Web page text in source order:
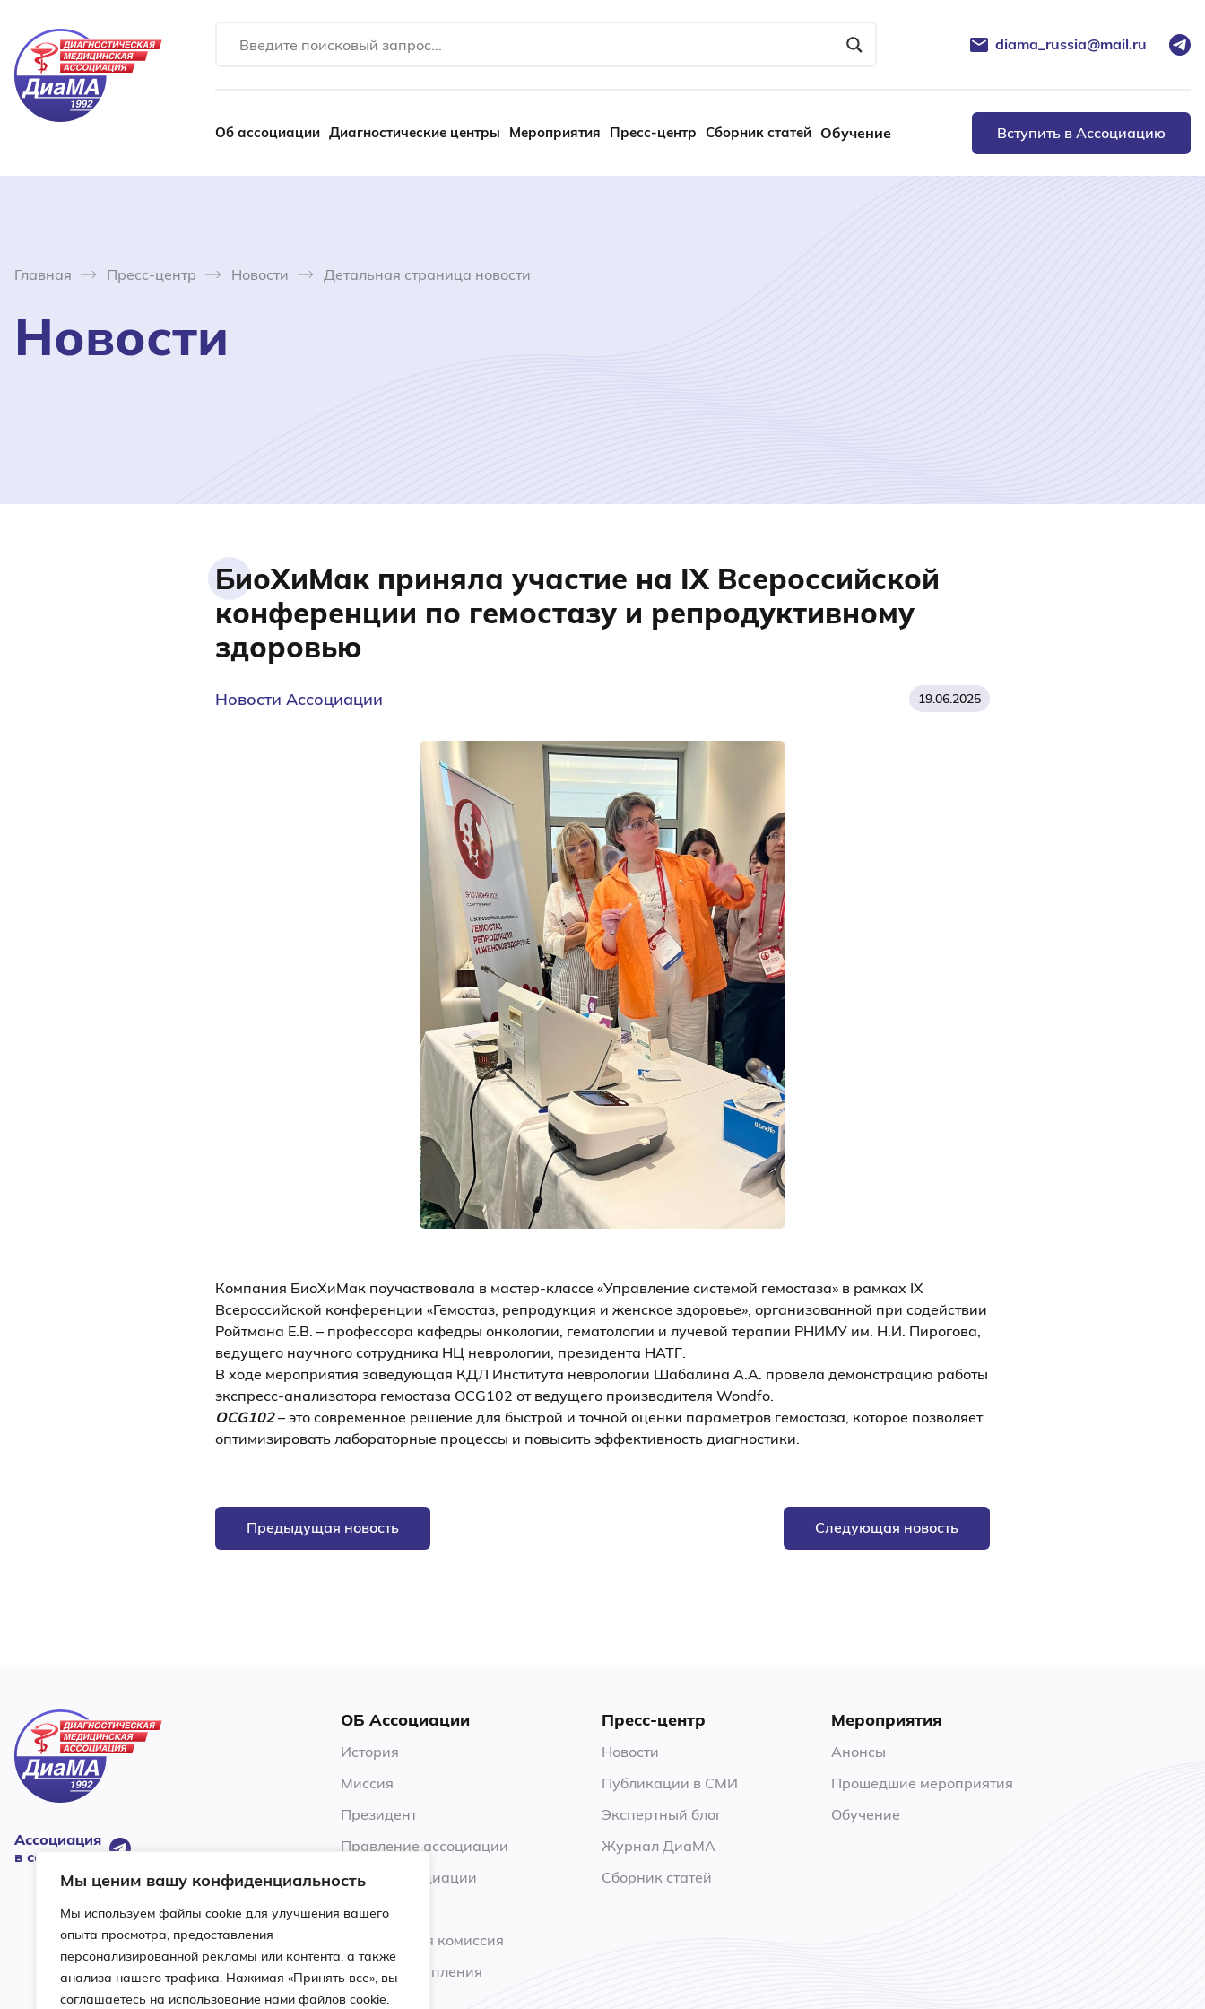
Мы ценим вашу конфиденциальность
Мы используем файлы cookie для улучшения вашего
опыта просмотра, предоставления
персонализированной рекламы или контента, а также
анализа нашего трафика. Нажимая «Принять все», вы
соглашаетесь на использование нами файлов cookie.
diama_russia@mail.ru
Об ассоциации Диагностические центры Мероприятия Пресс-центр Сборник статей Обучение Вступить в Ассоциацию
Главная Пресс-центр Новости Детальная страница новости
Новости
БиоХиМак приняла участие на IX Всероссийской
конференции по гемостазу и репродуктивному
здоровью
Новости Ассоциации 19.06.2025
Компания БиоХиМак поучаствовала в мастер-классе «Управление системой гемостаза» в рамках IX
Всероссийской конференции «Гемостаз, репродукция и женское здоровье», организованной при содействии
Ройтмана Е.В. – профессора кафедры онкологии, гематологии и лучевой терапии РНИМУ им. Н.И. Пирогова,
ведущего научного сотрудника НЦ неврологии, президента НАТГ.
В ходе мероприятия заведующая КДЛ Института неврологии Шабалина А.А. провела демонстрацию работы
экспресс-анализатора гемостаза OCG102 от ведущего производителя Wondfo.
OCG102– это современное решение для быстрой и точной оценки параметров гемостаза, которое позволяет
оптимизировать лабораторные процессы и повысить эффективность диагностики.
Предыдущая новость Следующая новость
Ассоциация
в соцсетях:
ОБ Ассоциации
История
Миссия
Президент
Правление ассоциации
Члены Ассоциации
Устав
Ревизионная комиссия
Условия вступления
Контакты
Пресс-центр
Новости
Публикации в СМИ
Экспертный блог
Журнал ДиаМА
Сборник статей
Мероприятия
Анонсы
Прошедшие мероприятия
Обучение